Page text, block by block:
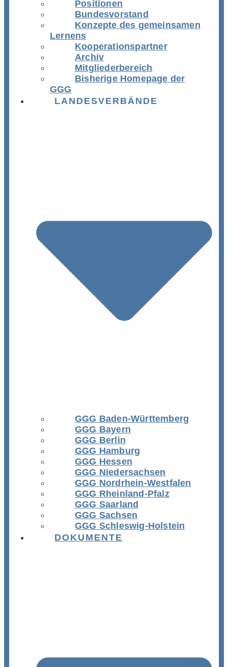
Positionen
Bundesvorstand
Konzepte des gemeinsamen
Lernens
Kooperationspartner
Archiv
Mitgliederbereich
Bisherige Homepage der
GGG
LANDESVERBÄNDE
GGG Baden-Württemberg
GGG Bayern
GGG Berlin
GGG Hamburg
GGG Hessen
GGG Niedersachsen
GGG Nordrhein-Westfalen
GGG Rheinland-Pfalz
GGG Saarland
GGG Sachsen
GGG Schleswig-Holstein
DOKUMENTE